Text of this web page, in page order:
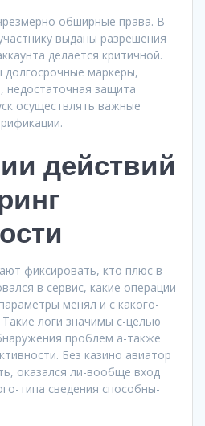
обширные права. В-
выданы разрешения
делается критичной.
долгосрочные маркеры,
недостаточная защита
осуществлять важные
действий
фиксировать, кто плюс в-
в сервис, какие операции
менял и с какого-
логи значимы с-целью
проблем а-также
Без казино авиатор
оказался ли-вообще вход
типа сведения способны-